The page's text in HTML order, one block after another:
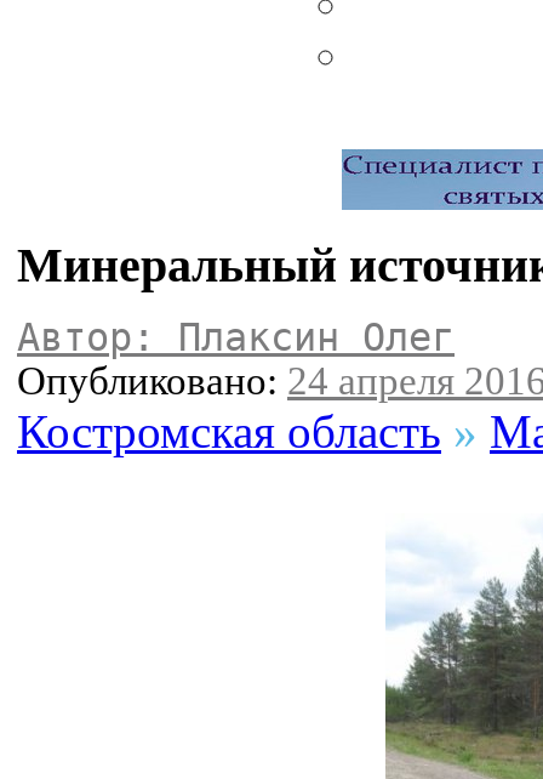
Минеральный
Автор: Плаксин Олег
Опубликовано: 24 апреля
Костромская область »